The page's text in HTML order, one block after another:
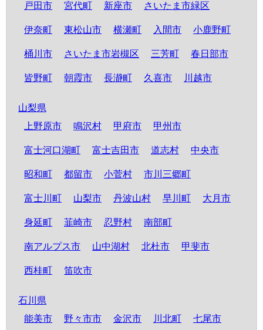
戸田市 宮代町 新座市 さいたま市緑区
伊奈町 東松山市 横瀬町 入間市 小鹿野町
桶川市 さいたま市岩槻区 三芳町 春日部市
皆野町 朝霞市 長瀞町 久喜市 川越市
山梨県
上野原市
鳴沢村 甲府市 甲州市
富士河口湖町 富士吉田市 道志村 中央市
昭和町 都留市 小菅村 市川三郷町
富士川町 山梨市 丹波山村 早川町 大月市
身延町 韮崎市 忍野村 南部町
南アルプス市 山中湖村 北杜市 甲斐市
西桂町 笛吹市
石川県
能美市
野々市市 金沢市 川北町 七尾市